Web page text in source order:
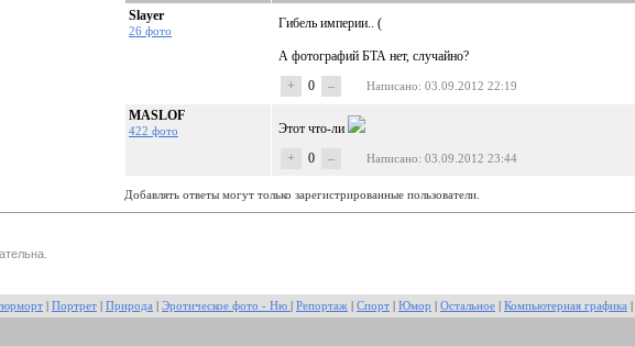
Slayer
26 фото Гибель империи.. (
А фотографий БТА нет, случайно?
+
0 – Написано: 03.09.2012 22:19
MASLOF
422 фото
Этот что-ли
+
0 – Написано: 03.09.2012 23:44
Добавлять ответы могут только зарегистрированные пользователи.
Портрет Природа Эротическое фото - Ню Репортаж Спорт Юмор Остальное Компьютерная графика